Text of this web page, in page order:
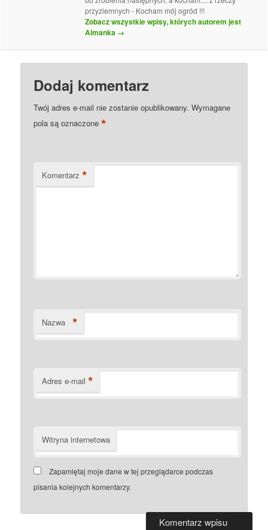
przyziemnych - Kocham mój ogród !!!
Zobacz wszystkie wpisy, których autorem jest
Almanka →
Dodaj komentarz
Twój adres e-mail nie zostanie opublikowany. Wymagane
pola są oznaczone*
Komentarz *
Nazwa *
Adres e-mail *
Witryna internetowa
Zapamiętaj moje dane w tej przeglądarce podczas
pisania kolejnych komentarzy.